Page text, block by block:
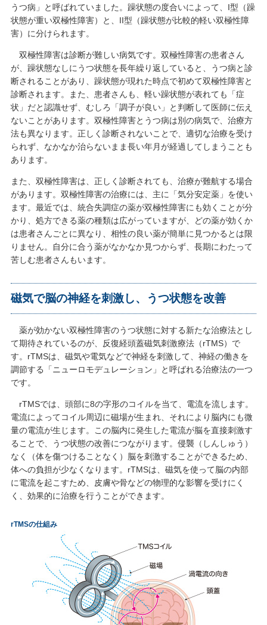
うつ病」と呼ばれていました。躁状態の度合いによって、I型（躁
状態が重い双極性障害）と、II型（躁状態が比較的軽い双極性障
害）に分けられます。
双極性障害は診断が難しい病気です。双極性障害の患者さん
が、躁状態なしにうつ状態を長年繰り返していると、うつ病と診
断されることがあり、躁状態が現れた時点で初めて双極性障害と
診断されます。また、患者さんも、軽い躁状態が表れても「症
状」だと認識せず、むしろ「調子が良い」と判断して医師に伝え
ないことがあります。双極性障害とうつ病は別の病気で、治療方
法も異なります。正しく診断されないことで、適切な治療を受け
られず、なかなか治らないまま長い年月が経過してしまうことも
あります。
また、双極性障害は、正しく診断されても、治療が難航する場合
があります。双極性障害の治療には、主に「気分安定薬」を使い
ます。最近では、統合失調症の薬が双極性障害にも効くことが分
かり、処方できる薬の種類は広がっていますが、どの薬が効くか
は患者さんごとに異なり、相性の良い薬が簡単に見つかるとは限
りません。自分に合う薬がなかなか見つからず、長期にわたって
苦しむ患者さんもいます。
磁気で脳の神経を刺激し、うつ状態を改善
薬が効かない双極性障害のうつ状態に対する新たな治療法とし
て期待されているのが、反復経頭蓋磁気刺激療法（rTMS）で
す。rTMSは、磁気や電気などで神経を刺激して、神経の働きを
調節する「ニューロモデュレーション」と呼ばれる治療法の一つ
です。
rTMSでは、頭部に8の字形のコイルを当て、電流を流します。
電流によってコイル周辺に磁場が生まれ、それにより脳内にも微
量の電流が生じます。この脳内に発生した電流が脳を直接刺激す
ることで、うつ状態の改善につながります。侵襲（しんしゅう）
なく（体を傷つけることなく）脳を刺激することができるため、
体への負担が少なくなります。rTMSは、磁気を使って脳の内部
に電流を起こすため、皮膚や骨などの物理的な影響を受けにく
く、効果的に治療を行うことができます。
rTMSの仕組み